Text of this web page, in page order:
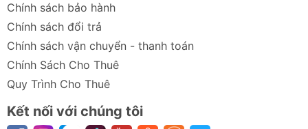
Chính sách bảo hành
Chính sách đổi trả
Chính sách vận chuyển - thanh toán
Chính Sách Cho Thuê
Quy Trình Cho Thuê
Kết nối với chúng tôi